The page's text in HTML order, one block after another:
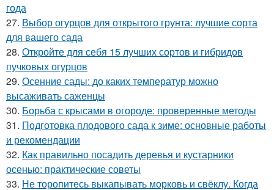
года
27. Выбор огурцов для открытого грунта: лучшие сорта
для вашего сада
28. Откройте для себя 15 лучших сортов и гибридов
пучковых огурцов
29. Осенние сады: до каких температур можно
высаживать саженцы
30. Борьба с крысами в огороде: проверенные методы
31. Подготовка плодового сада к зиме: основные работы
и рекомендации
32. Как правильно посадить деревья и кустарники
осенью: практические советы
33. Не торопитесь выкапывать морковь и свёклу. Когда